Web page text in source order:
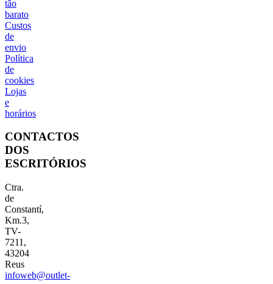
tão
barato
Custos
de
envio
Política
de
cookies
Lojas
e
horários
CONTACTOS
DOS
ESCRITÓRIOS
Ctra.
de
Constantí,
Km.3,
TV-
7211,
43204
Reus
infoweb@outlet-